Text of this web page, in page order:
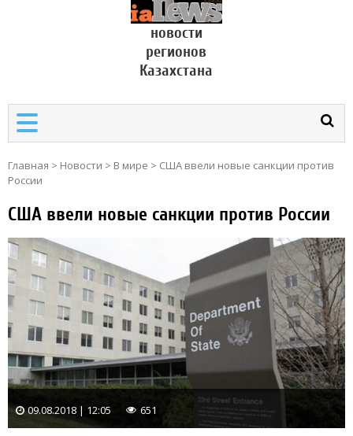
новости
регионов
Казахстана
Главная > Новости > В мире > США ввели новые санкции против
России
США ввели новые санкции против России
09.08.2018 | 12:05 651